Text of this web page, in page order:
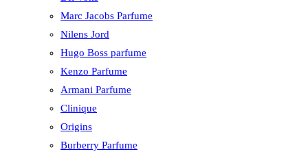
Marc Jacobs Parfume
Nilens Jord
Hugo Boss parfume
Kenzo Parfume
Armani Parfume
Clinique
Origins
Burberry Parfume